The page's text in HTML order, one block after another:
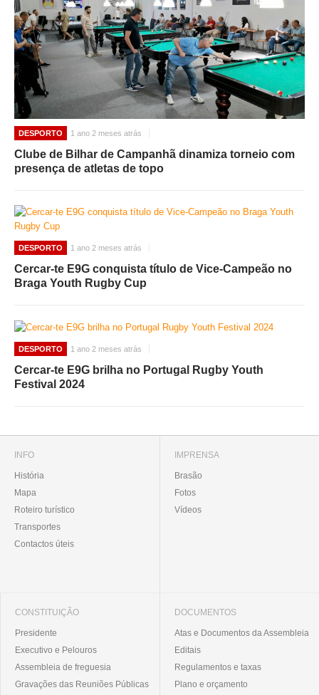
DESPORTO 1 ano 2 meses atrás
Clube de Bilhar de Campanhã dinamiza torneio com
presença de atletas de topo
DESPORTO 1 ano 2 meses atrás
Cercar-te E9G conquista título de Vice-Campeão no
Braga Youth Rugby Cup
DESPORTO 1 ano 2 meses atrás
Cercar-te E9G brilha no Portugal Rugby Youth
Festival 2024
INFO
História
Mapa
Roteiro turístico
Transportes
Contactos úteis
IMPRENSA
Brasão
Fotos
Vídeos
CONSTITUIÇÃO
Presidente
Executivo e Pelouros
Assembleia de freguesia
Gravações das Reuniões Públicas
DOCUMENTOS
Atas e Documentos da Assembleia
Editais
Regulamentos e taxas
Plano e orçamento